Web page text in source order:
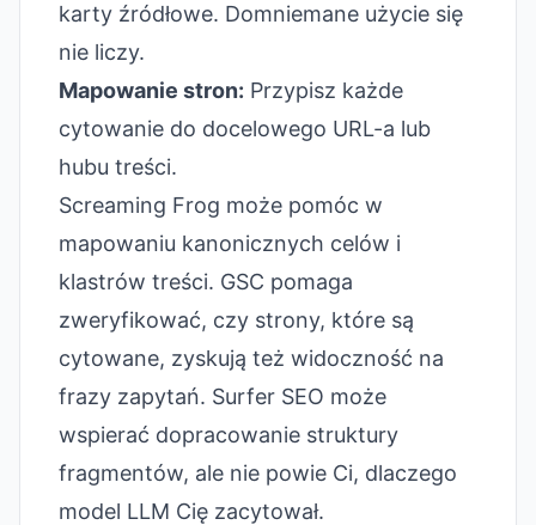
karty źródłowe. Domniemane użycie się
nie liczy.
Mapowanie stron: Przypisz każde
cytowanie do docelowego URL-a lub
hubu treści.
Screaming Frog może pomóc w
mapowaniu kanonicznych celów i
klastrów treści. GSC pomaga
zweryfikować, czy strony, które są
cytowane, zyskują też widoczność na
frazy zapytań. Surfer SEO może
wspierać dopracowanie struktury
fragmentów, ale nie powie Ci, dlaczego
model LLM Cię zacytował.